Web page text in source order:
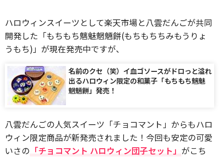
ハロウィンスイーツとして楽天市場と八雲だんごが共同
開発した「もちもち魑魅魍魎餅(もちもちちみもうりょ
うもち)」が現在発売中ですが、
名前のクセ（笑）イ血ゴソースがドロっと溢れ
出るハロウィン限定の和菓子「もちもち魑魅
魍魎餅」発売！
八雲だんごの人気スイーツ「チョコマント」からもハロ
ウィン限定商品が新発売されました！今回も安定の可愛
いさの 「チョコマント ハロウィン団子セット」 がこち